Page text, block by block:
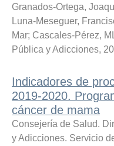
Granados-Ortega,
Luna-Meseguer,
Mar; Cascales-Pérez,
Pública y Adicciones,
Indicadores de
2019-2020.
cáncer de mama
Consejería de Salud.
y Adicciones. Servicio